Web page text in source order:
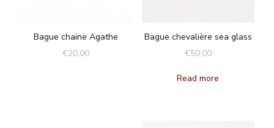
Bague chaine Agathe
€20,00
Bague chevalière sea glass
€50,00
Read more